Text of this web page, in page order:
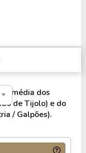
m²
m²
a média dos
de Tijolo) e do
/ Galpões).